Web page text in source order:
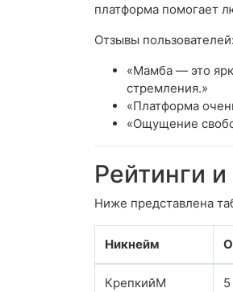
платформа помогает
Отзывы пользователей:
«Мамба — это
стремления.»
«Платформа
«Ощущение
Рейтинги
Ниже представлена
Никнейм
КрепкийМ 5